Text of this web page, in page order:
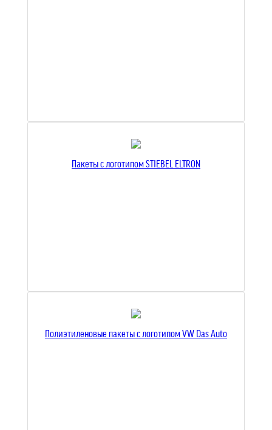
Пакеты с логотипом STIEBEL ELTRON
Полиэтиленовые пакеты с логотипом VW Das Auto